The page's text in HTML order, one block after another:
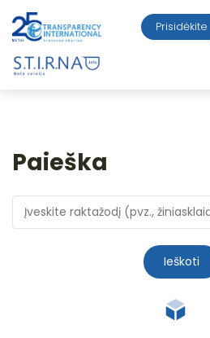
Prisidėkite
Paieška
Ieškoti